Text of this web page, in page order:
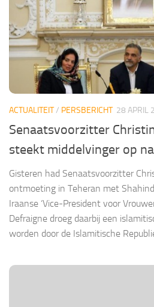
ACTUALITEIT/ PERSBERICHT 28 APRIL
Senaatsvoorzitter
steekt middelvinger op
Gisteren had Senaatsvoorzitter
ontmoeting in Teheran met
Iraanse ‘Vice-President voor
Defraigne droeg daarbij een
worden door de Islamitische